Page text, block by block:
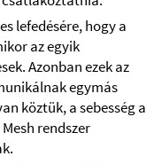
lefedésére, hogy a
az egyik
Azonban ezek az
egymás
köztük, a sebesség a
rendszer